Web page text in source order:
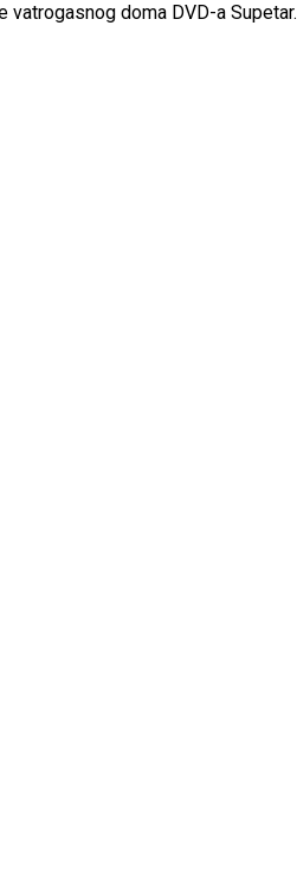
doma DVD-a Supetar.